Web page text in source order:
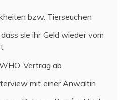
bzw. Tierseuchen
sie ihr Geld wieder vom
Vertrag ab
mit einer Anwältin